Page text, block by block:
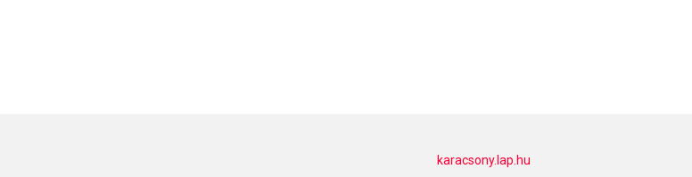
karacsony.lap.hu